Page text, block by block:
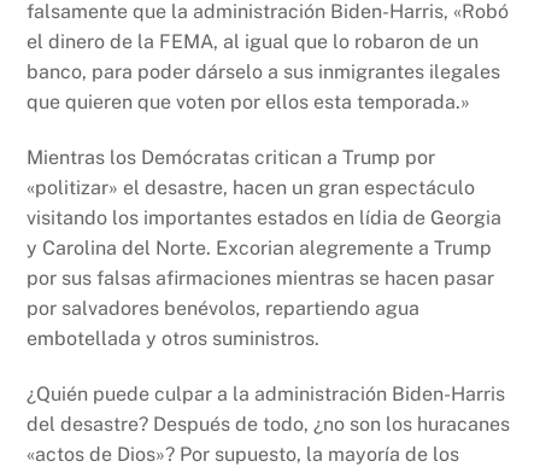
falsamente que la administración Biden-Harris, «Robó
el dinero de la FEMA, al igual que lo robaron de un
banco, para poder dárselo a sus inmigrantes ilegales
que quieren que voten por ellos esta temporada.»
Mientras los Demócratas critican a Trump por
«politizar» el desastre, hacen un gran espectáculo
visitando los importantes estados en lídia de Georgia
y Carolina del Norte. Excorian alegremente a Trump
por sus falsas afirmaciones mientras se hacen pasar
por salvadores benévolos, repartiendo agua
embotellada y otros suministros.
¿Quién puede culpar a la administración Biden-Harris
del desastre? Después de todo, ¿no son los huracanes
«actos de Dios»? Por supuesto, la mayoría de los